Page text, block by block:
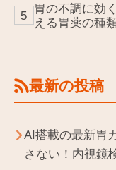
胃の不調に効
える胃薬の種
最新の投稿
AI搭載の最新胃
さない！内視鏡